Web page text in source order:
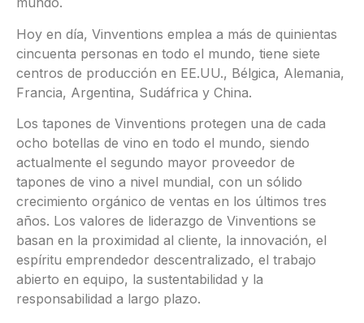
Hoy en día, Vinventions emplea a más de quinientas
cincuenta personas en todo el mundo, tiene siete
centros de producción en EE.UU., Bélgica, Alemania,
Francia, Argentina, Sudáfrica y China.
Los tapones de Vinventions protegen una de cada
ocho botellas de vino en todo el mundo, siendo
actualmente el segundo mayor proveedor de
tapones de vino a nivel mundial, con un sólido
crecimiento orgánico de ventas en los últimos tres
años. Los valores de liderazgo de Vinventions se
basan en la proximidad al cliente, la innovación, el
espíritu emprendedor descentralizado, el trabajo
abierto en equipo, la sustentabilidad y la
responsabilidad a largo plazo.